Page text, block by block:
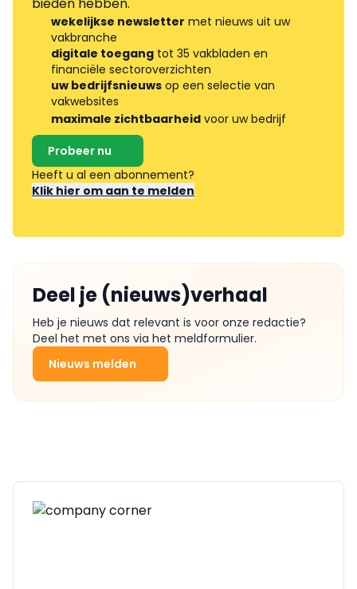
wekelijkse newsletter met nieuws uit uw
vakbranche
digitale toegang tot 35 vakbladen en
financiële sectoroverzichten
uw bedrijfsnieuws op een selectie van
vakwebsites
maximale zichtbaarheid voor uw bedrijf
Probeer nu
Heeft u al een abonnement?
Klik hier om aan te melden
Deel je (nieuws)verhaal
Heb je nieuws dat relevant is voor onze redactie?
Deel het met ons via het meldformulier.
Nieuws melden